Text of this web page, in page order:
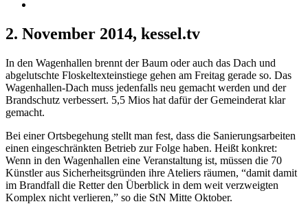
2. November 2014, kessel.tv
In den Wagenhallen brennt der Baum oder auch das Dach und
abgelutschte Floskeltexteinstiege gehen am Freitag gerade so. Das
Wagenhallen-Dach muss jedenfalls neu gemacht werden und der
Brandschutz verbessert. 5,5 Mios hat dafür der Gemeinderat klar
gemacht.
Bei einer Ortsbegehung stellt man fest, dass die Sanierungsarbeiten
einen eingeschränkten Betrieb zur Folge haben. Heißt konkret:
Wenn in den Wagenhallen eine Veranstaltung ist, müssen die 70
Künstler aus Sicherheitsgründen ihre Ateliers räumen, “damit damit
im Brandfall die Retter den Überblick in dem weit verzweigten
Komplex nicht verlieren,” so die StN Mitte Oktober.